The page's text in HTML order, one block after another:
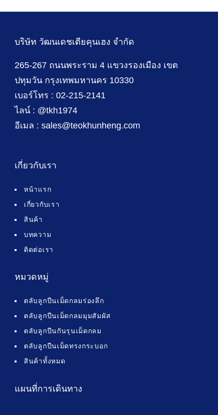
บริษัท วัฒนเดชเตียคุนเฮง จำกัด
265-267 ถนนพระราม 4 แขวงรองเมือง เขต
ปทุมวัน กรุงเทพมหานคร 10330
เบอร์โทร : 02-215-2141
ไลน์ : @tkh1974
อีเมล : sales@teokhunheng.com
เกี่ยวกับเรา
หน้าแรก
เกี่ยวกับเรา
สินค้า
บทความ
ติดต่อเรา
หมวดหมู่
ตลับลูกปืนเม็ดกลมร่องลึก
ตลับลูกปืนเม็ดกลมมุมสัมผัส
ตลับลูกปืนกันรุนเม็ดกลม
ตลับลูกปืนเม็ดทรงกระบอก
สินค้าทั้งหมด
แผนที่การเดินทาง